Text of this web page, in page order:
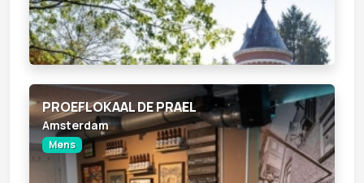
PROEFLOKAAL DE PRAEL
Amsterdam
Mens